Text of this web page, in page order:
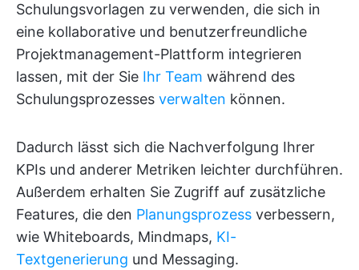
Schulungsvorlagen zu verwenden, die sich in
eine kollaborative und benutzerfreundliche
Projektmanagement-Plattform integrieren
lassen, mit der Sie Ihr Team während des
Schulungsprozesses verwalten können.
Dadurch lässt sich die Nachverfolgung Ihrer
KPIs und anderer Metriken leichter durchführen.
Außerdem erhalten Sie Zugriff auf zusätzliche
Features, die den Planungsprozess verbessern,
wie Whiteboards, Mindmaps, KI-
Textgenerierung und Messaging.